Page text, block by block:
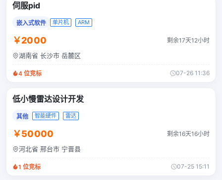
伺服pid
嵌入式软件 单片机 ARM
￥2000 剩余17天12小时
湖南省 长沙市 岳麓区
4 位竞标 07-26 11:36
低小慢雷达设计开发
其他 智能硬件 雷达
￥50000 剩余16天16小时
河北省 邢台市 宁晋县
1 位竞标 07-25 15:11